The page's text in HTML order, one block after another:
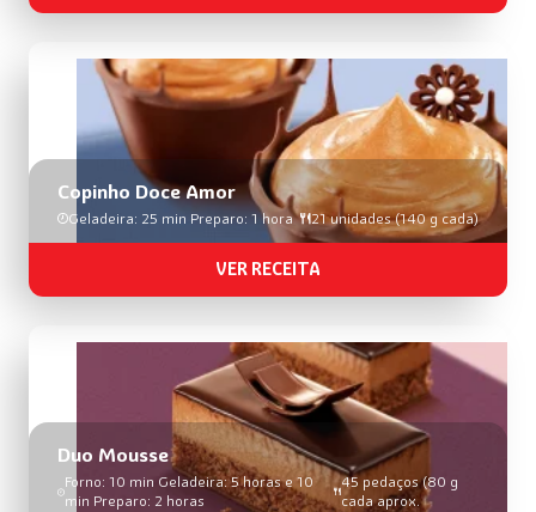
Copinho Doce Amor
Geladeira: 25 min Preparo: 1 hora 21 unidades (140 g cada)
VER RECEITA
Duo Mousse
Forno: 10 min Geladeira: 5 horas e 10
min Preparo: 2 horas
45 pedaços (80 g
cada aprox.